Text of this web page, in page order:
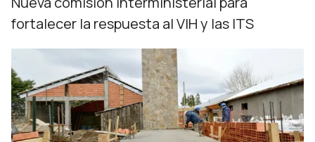
fortalecer la respuesta al VIH y las ITS